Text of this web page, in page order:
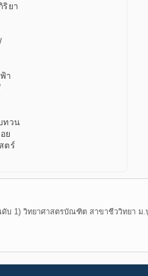
ยา
า
ทวน
ย
ตร์
บ 1) วิทยาศาสตรบัณฑิต สาขาชีววิทยา ม.